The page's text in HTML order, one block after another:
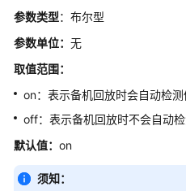
介
绍
计
说
明
快
速
参数类型：布尔型
参数单位： 无
取值范围：
on：表示备机回放时会自动检测
off：表示备机回放时不会自动检
默认值： on
须知：